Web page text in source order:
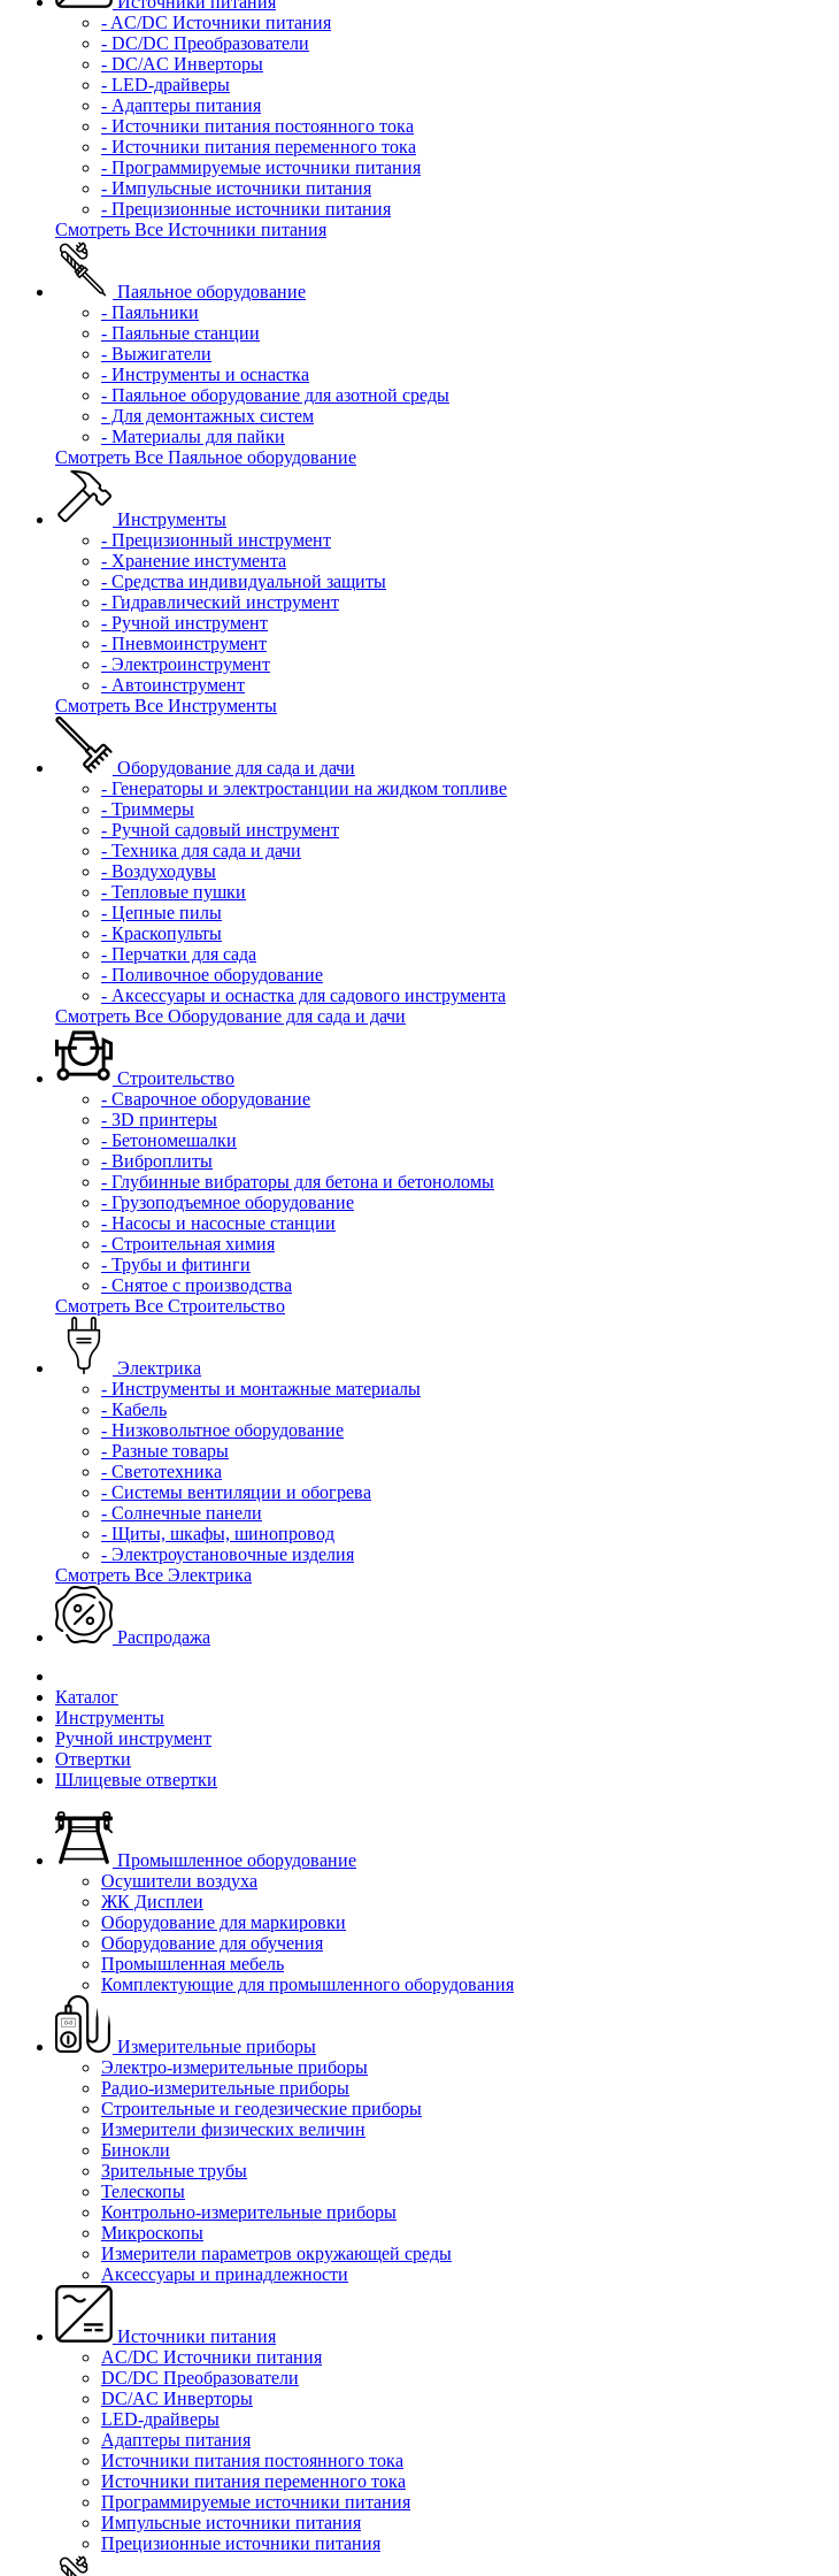
- AC/DC Источники питания
- DC/DC Преобразователи
- DC/AC Инверторы
- LED-драйверы
- Адаптеры питания
- Источники питания постоянного тока
- Источники питания переменного тока
- Программируемые источники питания
- Импульсные источники питания
- Прецизионные источники питания
Смотреть Все Источники питания
Паяльное оборудование
- Паяльники
- Паяльные станции
- Выжигатели
- Инструменты и оснастка
- Паяльное оборудование для азотной среды
- Для демонтажных систем
- Материалы для пайки
Смотреть Все Паяльное оборудование
Инструменты
- Прецизионный инструмент
- Хранение инстумента
- Средства индивидуальной защиты
- Гидравлический инструмент
- Ручной инструмент
- Пневмоинструмент
- Электроинструмент
- Автоинструмент
Смотреть Все Инструменты
Оборудование для сада и дачи
- Генераторы и электростанции на жидком топливе
- Триммеры
- Ручной садовый инструмент
- Техника для сада и дачи
- Воздуходувы
- Тепловые пушки
- Цепные пилы
- Краскопульты
- Перчатки для сада
- Поливочное оборудование
- Аксессуары и оснастка для садового инструмента
Смотреть Все Оборудование для сада и дачи
Строительство
- Сварочное оборудование
- 3D принтеры
- Бетономешалки
- Виброплиты
- Глубинные вибраторы для бетона и бетоноломы
- Грузоподъемное оборудование
- Насосы и насосные станции
- Строительная химия
- Трубы и фитинги
- Снятое с производства
Смотреть Все Строительство
Электрика
- Инструменты и монтажные материалы
- Кабель
- Низковольтное оборудование
- Разные товары
- Светотехника
- Системы вентиляции и обогрева
- Солнечные панели
- Щиты, шкафы, шинопровод
- Электроустановочные изделия
Смотреть Все Электрика
Распродажа
Каталог
Инструменты
Ручной инструмент
Отвертки
Шлицевые отвертки
Промышленное оборудование
Осушители воздуха
ЖК Дисплеи
Оборудование для маркировки
Оборудование для обучения
Промышленная мебель
Комплектующие для промышленного оборудования
Измерительные приборы
Электро-измерительные приборы
Радио-измерительные приборы
Строительные и геодезические приборы
Измерители физических величин
Бинокли
Зрительные трубы
Телескопы
Контрольно-измерительные приборы
Микроскопы
Измерители параметров окружающей среды
Аксессуары и принадлежности
Источники питания
AC/DC Источники питания
DC/DC Преобразователи
DC/AC Инверторы
LED-драйверы
Адаптеры питания
Источники питания постоянного тока
Источники питания переменного тока
Программируемые источники питания
Импульсные источники питания
Прецизионные источники питания